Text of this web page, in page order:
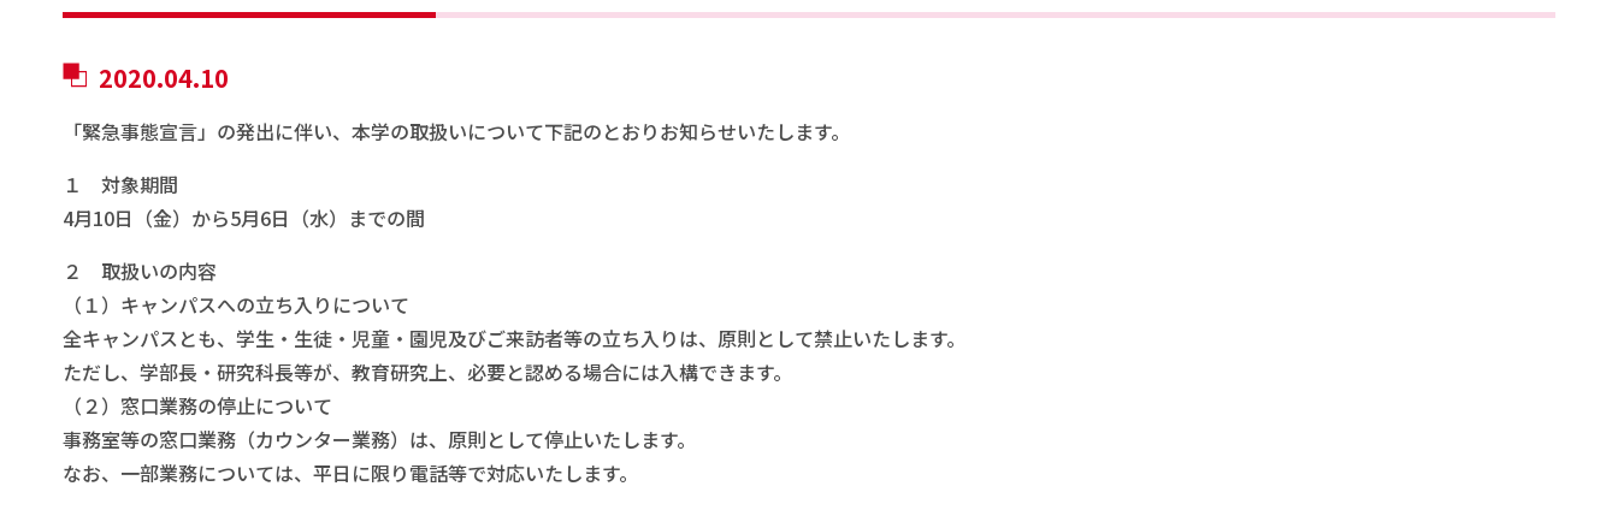
2020.04.10
「緊急事態宣言」の発出に伴い、本学の取扱いについて下記のとおりお知らせいたします。
１ 対象期間
4月10日（金）から5月6日（水）までの間
２ 取扱いの内容
（１）キャンパスへの立ち入りについて
全キャンパスとも、学生・生徒・児童・園児及びご来訪者等の立ち入りは、原則として禁止いたします。
ただし、学部長・研究科長等が、教育研究上、必要と認める場合には入構できます。
（２）窓口業務の停止について
事務室等の窓口業務（カウンター業務）は、原則として停止いたします。
なお、一部業務については、平日に限り電話等で対応いたします。